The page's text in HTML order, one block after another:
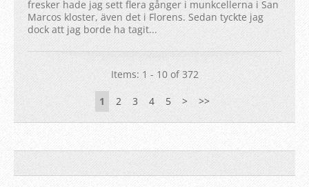
fresker hade jag sett flera gånger i munkcellerna i San
Marcos kloster, även det i Florens. Sedan tyckte jag
dock att jag borde ha tagit...
Items: 1 - 10 of 372
1 2 3 4 5 > >>